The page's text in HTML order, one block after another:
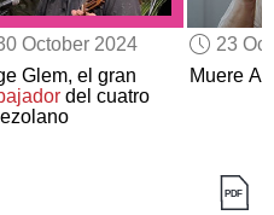
October 2024
Glem, el gran
del cuatro
23
Muere